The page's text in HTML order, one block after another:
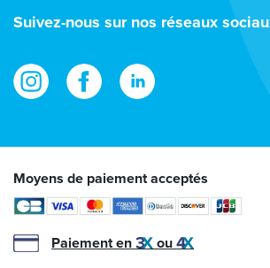
e-
Suivez-nous sur nos réseaux
Moyens de paiement acceptés
Paiement en ou